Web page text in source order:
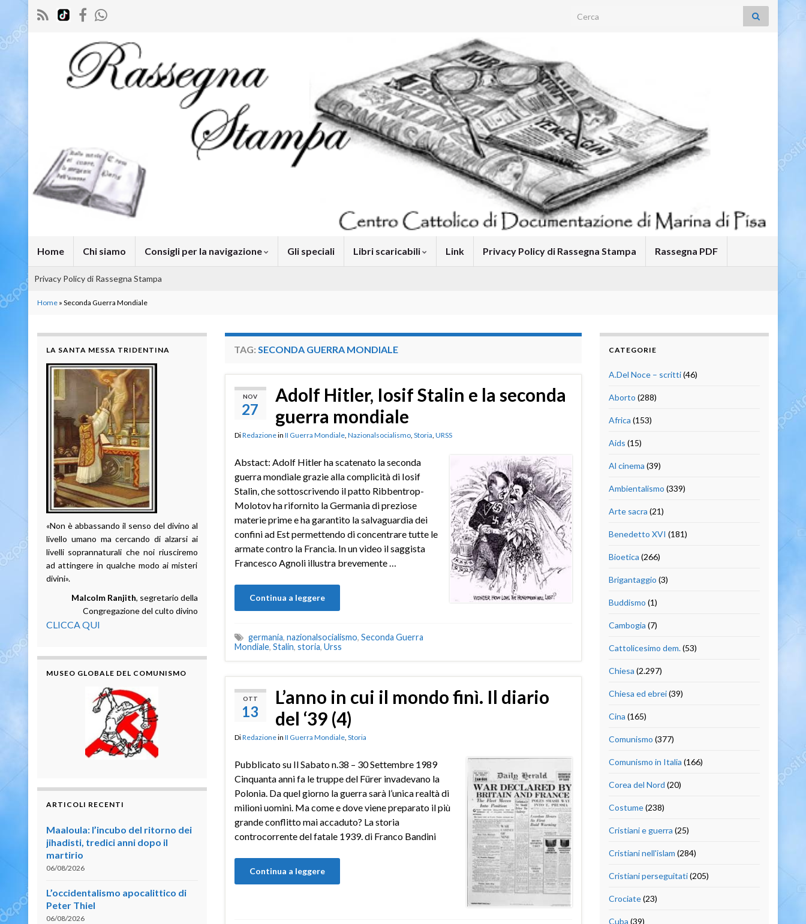
Search for:
Home Chi siamo Consigli per la navigazione Gli speciali Libri scaricabili Link Privacy Policy di Rassegna Stampa Rassegna PDF
Privacy Policy di Rassegna Stampa
Home » Seconda Guerra Mondiale
TAG: SECONDA GUERRA MONDIALE
NOV
27
Adolf Hitler, Iosif Stalin e la seconda
guerra mondiale
DiRedazionein II Guerra Mondiale, Nazionalsocialismo, Storia URSS
Abstact: Adolf Hitler ha scatenato la seconda
guerra mondiale grazie alla complicità di Iosif
Stalin, che sottoscrivendo il patto Ribbentrop-
Molotov ha rifornito la Germania di preziose
materie prime e ha garantito la salvaguardia dei
confini ad Est permettendo di concentrare tutte le
armate contro la Francia. In un video il saggista
Francesco Agnoli illustra brevemente …
Continua a leggere
germania, nazionalsocialismo, Seconda Guerra
Mondiale, Stalin, storia, Urss
OTT
13
L’anno in cui il mondo finì. Il diario
del ‘39 (4)
DiRedazionein II Guerra Mondiale, Storia
Pubblicato su Il Sabato n.38 – 30 Settembre 1989
Cinquanta anni fa le truppe del Fürer invadevano la
Polonia. Da quel giorno la guerra sarà l’unica realtà di
milioni uomini. Ma come e dove viene preparato il più
grande conflitto mai accaduto? La storia
controcorrente del fatale 1939. di Franco Bandini
Continua a leggere
LA SANTA MESSA TRIDENTINA
«Non è abbassando il senso del divino al
livello umano ma cercando di alzarsi ai
livelli soprannaturali che noi riusciremo
ad attingere in qualche modo ai misteri
divini».
Malcolm Ranjith, segretario della
Congregazione del culto divino
CLICCA QUI
MUSEO GLOBALE DEL COMUNISMO
ARTICOLI RECENTI
Maaloula: l’incubo del ritorno dei
jihadisti, tredici anni dopo il
martirio
06/08/2026
L’occidentalismo apocalittico di
Peter Thiel
06/08/2026
CATEGORIE
A.Del Noce – scritti(46)
Aborto (288)
Africa (153)
Aids (15)
Al cinema (39)
Ambientalismo (339)
Arte sacra (21)
Benedetto XVI (181)
Bioetica (266)
Brigantaggio (3)
Buddismo (1)
Cambogia (7)
Cattolicesimo dem.(53)
Chiesa (2.297)
Chiesa ed ebrei(39)
Cina (165)
Comunismo (377)
Comunismo in Italia (166)
Corea del Nord (20)
Costume(238)
Cristiani e guerra (25)
Cristiani nell'islam (284)
Cristiani perseguitati(205)
Crociate(23)
Cuba (39)